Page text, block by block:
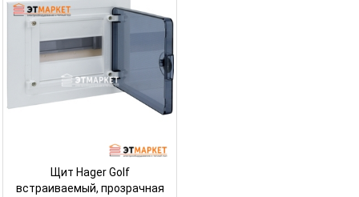
Щит Hager Golf
встраиваемый, прозрачная